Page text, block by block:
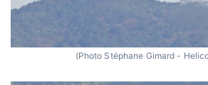
(Photo Stéphane Gimard -